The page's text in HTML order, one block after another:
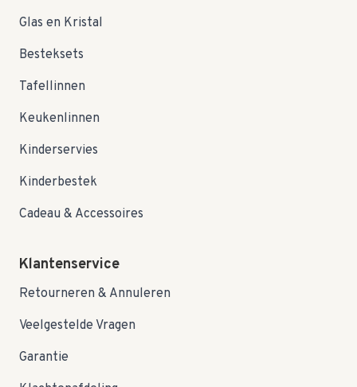
Glas en Kristal
Besteksets
Tafellinnen
Keukenlinnen
Kinderservies
Kinderbestek
Cadeau & Accessoires
Klantenservice
Retourneren & Annuleren
Veelgestelde Vragen
Garantie